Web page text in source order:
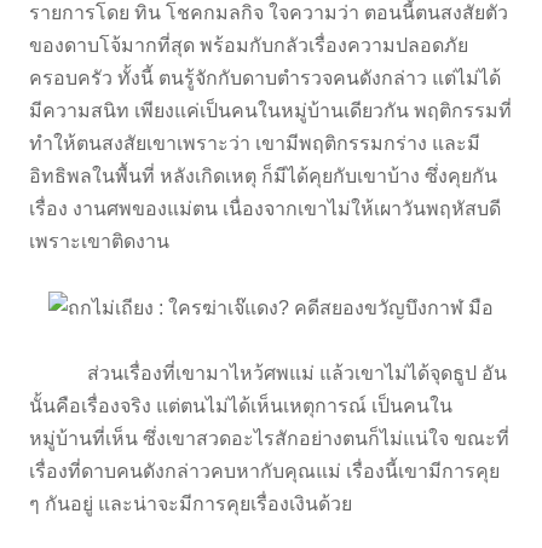
รายการโดย ทิน โชคกมลกิจ ใจความว่า ตอนนี้ตนสงสัยตัว
ของดาบโจ้มากที่สุด พร้อมกับกลัวเรื่องความปลอดภัย
ครอบครัว ทั้งนี้ ตนรู้จักกับดาบตำรวจคนดังกล่าว แต่ไม่ได้
มีความสนิท เพียงแค่เป็นคนในหมู่บ้านเดียวกัน พฤติกรรมที่
ทำให้ตนสงสัยเขาเพราะว่า เขามีพฤติกรรมกร่าง และมี
อิทธิพลในพื้นที่ หลังเกิดเหตุ ก็มีได้คุยกับเขาบ้าง ซึ่งคุยกัน
เรื่อง งานศพของแม่ตน เนื่องจากเขาไม่ให้เผาวันพฤหัสบดี
เพราะเขาติดงาน
ส่วนเรื่องที่เขามาไหว้ศพแม่ แล้วเขาไม่ได้จุดธูป อัน
นั้นคือเรื่องจริง แต่ตนไม่ได้เห็นเหตุการณ์ เป็นคนใน
หมู่บ้านที่เห็น ซึ่งเขาสวดอะไรสักอย่างตนก็ไม่แน่ใจ ขณะที่
เรื่องที่ดาบคนดังกล่าวคบหากับคุณแม่ เรื่องนี้เขามีการคุย
ๆ กันอยู่ และน่าจะมีการคุยเรื่องเงินด้วย